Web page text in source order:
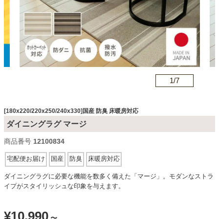
カテゴリから探す
ソファ
ダイニングテーブル・セット
椅子・チェア
1/7
[180x220/220x250/240x330]国産 防臭 床暖房対応
ダイニングラグ マージ
商品番号 12100834
宅配便お届け 国産 防臭 床暖房対応
ダイニングラグに必要な機能を数多く備えた「マージ」。モダンなストラ
イプがスタイリッシュな印象を与えます。
¥10,990